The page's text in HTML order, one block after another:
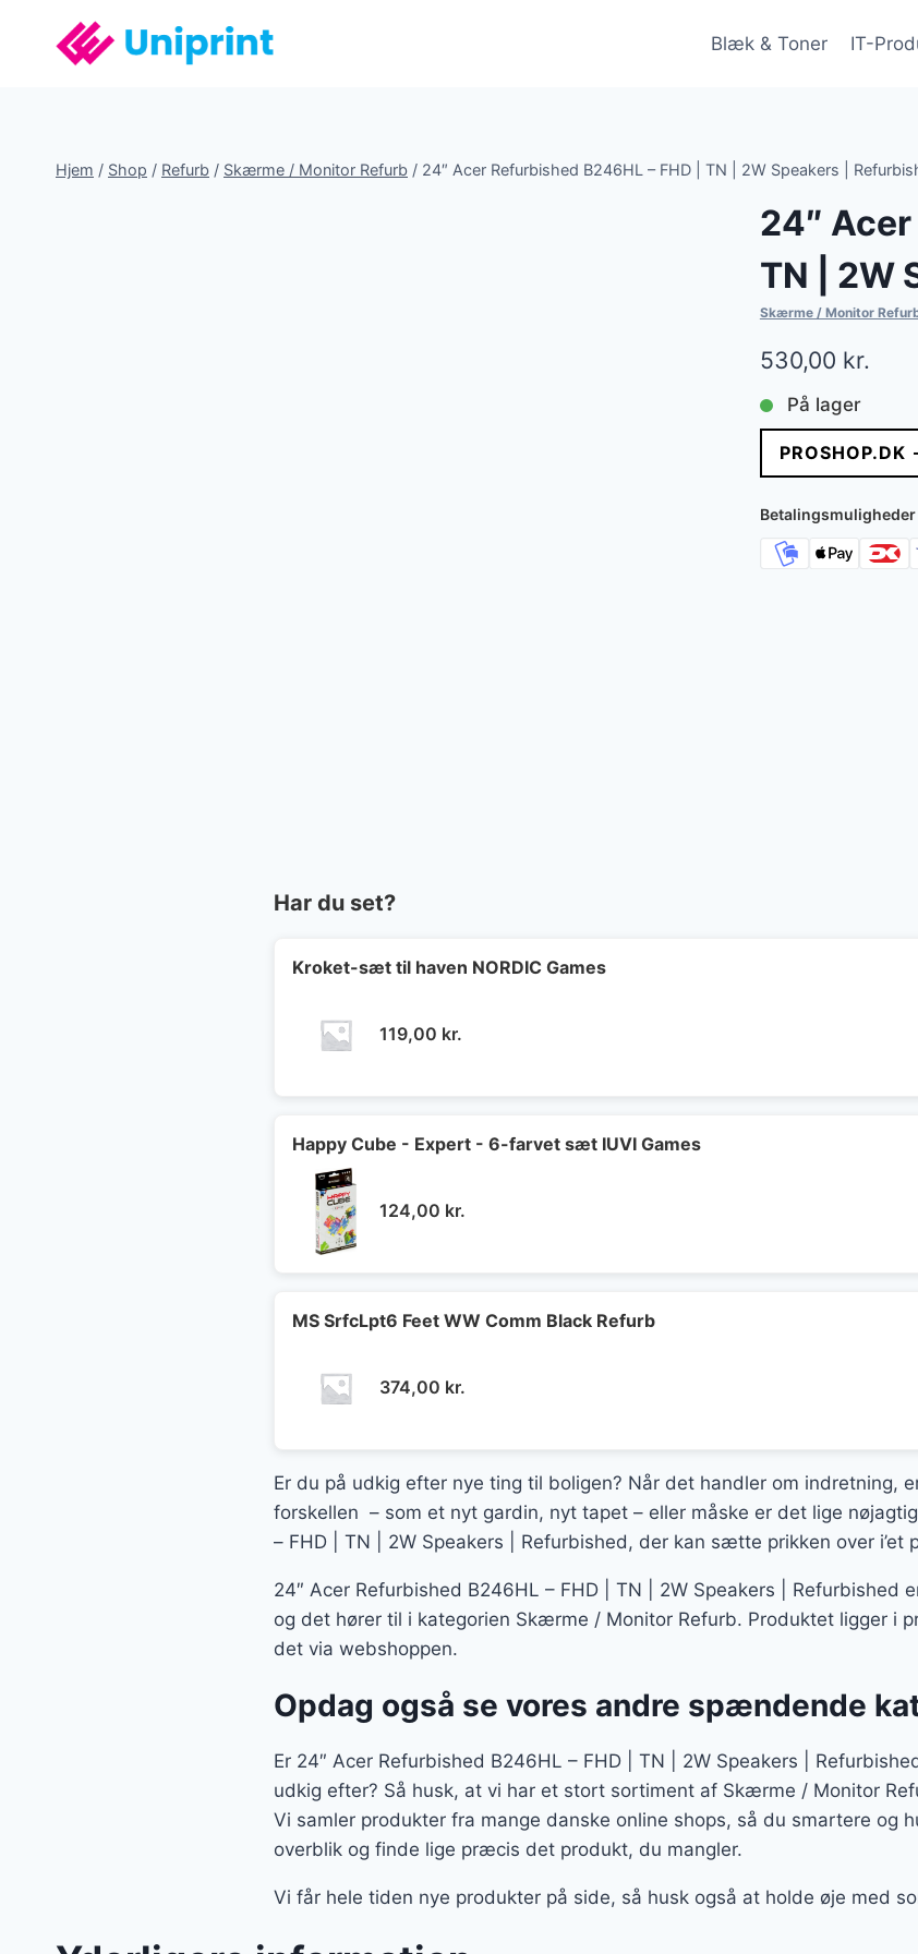
Blæk & Toner IT-
Hjem / Shop / Refurb / Skærme / Monitor Refurb / 24″ Acer Refurbished B246HL – FHD | TN | 2W Speakers |
24″ Acer
TN | 2W
Skærme / Monitor
530,00 kr.
På lager
PROSHOP.DK
Betalingsmuligheder
Har du set?
Kroket-sæt til haven NORDIC Games
119,00 kr.
Happy Cube - Expert - 6-farvet sæt IUVI Games
124,00 kr.
MS SrfcLpt6 Feet WW Comm Black Refurb
374,00 kr.
Er du på udkig efter nye ting til boligen? Når det handler om indretning,
forskellen – som et nyt gardin, nyt tapet – eller måske er det lige
– FHD | TN | 2W Speakers | Refurbished, der kan sætte prikken over i’et
24″ Acer Refurbished B246HL – FHD | TN | 2W Speakers | Refurbished
og det hører til i kategorien Skærme / Monitor Refurb. Produktet ligger i
det via webshoppen.
Opdag også se vores andre spændende
Er 24″ Acer Refurbished B246HL – FHD | TN | 2W Speakers |
udkig efter? Så husk, at vi har et stort sortiment af Skærme / Monitor
Vi samler produkter fra mange danske online shops, så du smartere og
overblik og finde lige præcis det produkt, du mangler.
Vi får hele tiden nye produkter på side, så husk også at holde øje med